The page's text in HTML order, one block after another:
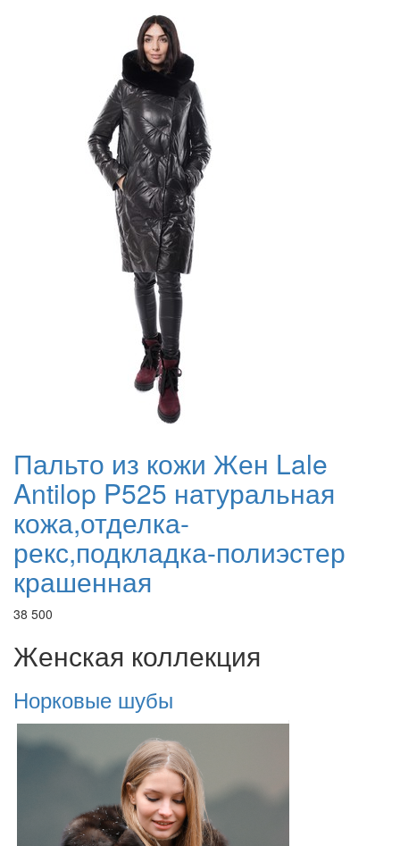
Пальто из кожи Жен Lale
Antilop P525 натуральная
кожа,отделка-
рекс,подкладка-полиэстер
крашенная
38 500
Женская коллекция
Норковые шубы